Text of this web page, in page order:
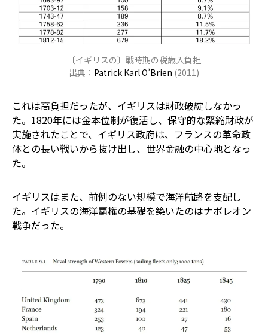
〔イギリスの〕戦時期の税歳入負担
出典： Patrick Karl O’Brien (2011)
これは高負担だったが、イギリスは財政破綻しなかっ
た。1820年には金本位制が復活し、保守的な緊縮財政が
実施されたことで、イギリス政府は、フランスの革命政
体との長い戦いから抜け出し、世界金融の中心地となっ
た。
イギリスはまた、前例のない規模で海洋航路を支配し
た。イギリスの海洋覇権の基礎を築いたのはナポレオン
戦争だった。